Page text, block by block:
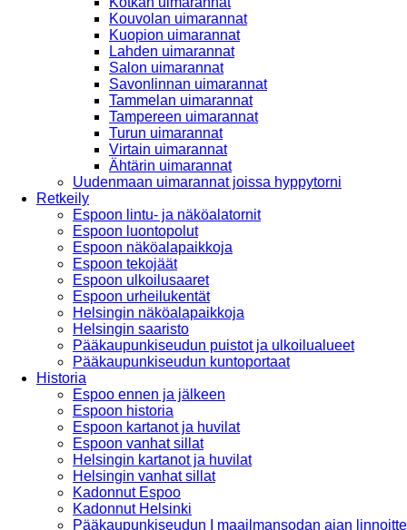
Kouvolan uimarannat
Kuopion uimarannat
Lahden uimarannat
Salon uimarannat
Savonlinnan uimarannat
Tammelan uimarannat
Tampereen uimarannat
Turun uimarannat
Virtain uimarannat
Ähtärin uimarannat
Uudenmaan uimarannat joissa hyppytorni
Retkeily
Espoon lintu- ja näköalatornit
Espoon luontopolut
Espoon näköalapaikkoja
Espoon tekojäät
Espoon ulkoilusaaret
Espoon urheilukentät
Helsingin näköalapaikkoja
Helsingin saaristo
Pääkaupunkiseudun puistot ja ulkoilualueet
Pääkaupunkiseudun kuntoportaat
Historia
Espoo ennen ja jälkeen
Espoon historia
Espoon kartanot ja huvilat
Espoon vanhat sillat
Helsingin kartanot ja huvilat
Helsingin vanhat sillat
Kadonnut Espoo
Kadonnut Helsinki
Pääkaupunkiseudun I maailmansodan ajan